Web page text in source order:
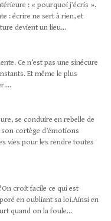
: « pourquoi j’écris ».
: écrire ne sert à rien, et
devient un lieu...
Ce n’est pas une sinécure
Et même le plus
se conduire en rebelle de
cortège d’émotions
vies pour les rendre toutes
croit facile ce qui est
en oubliant sa loi.Ainsi en
quand on la foule...